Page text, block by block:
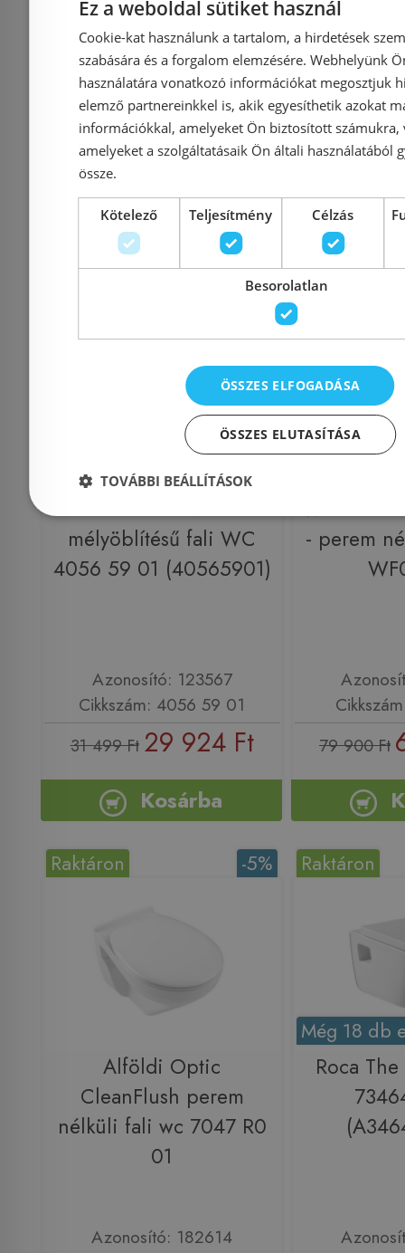
117320002
(11.732.00.02)
Azonosító: 177615
Cikkszám: 117320002
Kosárba
Alföldi Saval
mélyöblítésű fali WC
4056 59 01 (40565901)
Azonosító: 123567
Cikkszám: 4056 59 01
31 499 Ft 29 924 Ft
Kosárba
Wellis
- perem
79 900 Ft
-5%
Raktáron
Alföldi Optic
CleanFlush perem
nélküli fali wc 7047 R0
01
Azonosító: 182614
Raktáron
Még 18 db
Roca
Ez a weboldal sütiket használ
Cookie-kat használunk a tartalom, a hirdetések
szabására és a forgalom elemzésére. Webhelyünk
használatára vonatkozó információkat megosztjuk
elemző partnereinkkel is, akik egyesíthetik azokat
információkkal, amelyeket Ön biztosított számukra,
amelyeket a szolgáltatásaik Ön általi használatából
össze.
Kötelező Teljesítmény Célzás
Besorolatlan
ÖSSZES ELFOGADÁSA
ÖSSZES ELUTASÍTÁSA
TOVÁBBI BEÁLLÍTÁSOK